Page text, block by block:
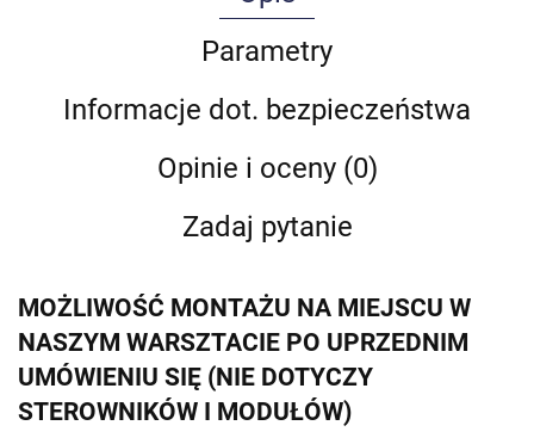
Parametry
Informacje dot. bezpieczeństwa
Opinie i oceny (0)
Zadaj pytanie
MOŻLIWOŚĆ MONTAŻU NA MIEJSCU W
NASZYM WARSZTACIE PO UPRZEDNIM
UMÓWIENIU SIĘ (NIE DOTYCZY
STEROWNIKÓW I MODUŁÓW)